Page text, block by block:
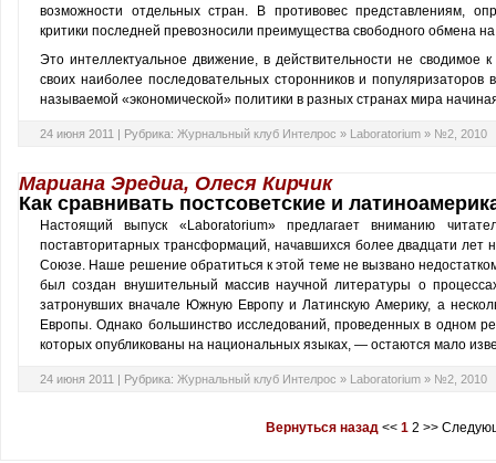
возможности отдельных стран. В противовес представлениям,
критики последней превозносили преимущества свободного обмена
Это интеллектуальное движение, в действительности не
своих наиболее последовательных сторонников и популяризаторов
назы­ваемой «экономической» политики в разных странах мира
24 июня 2011 | Рубрика: Журнальный клуб Интелрос » Laboratorium » №2, 2010
Мариана Эредиа, Олеся Кирчик
Как сравнивать постсоветские и
Настоящий выпуск «Laboratorium» предлагает вниманию
поставторитарных трансформаций, начавшихся более двадцати
Союзе. Наше решение обратиться к этой теме не вызвано
был создан внушительный массив научной литературы о
затронувших вначале Южную Европу и Латинскую Америку, а
Европы. Однако большинство исследований, проведенных в одном
которых опубликованы на нацио­нальных языках, — остаются мало
24 июня 2011 | Рубрика: Журнальный клуб Интелрос » Laboratorium » №2, 2010
Вернуться назад<< 1 2 >>